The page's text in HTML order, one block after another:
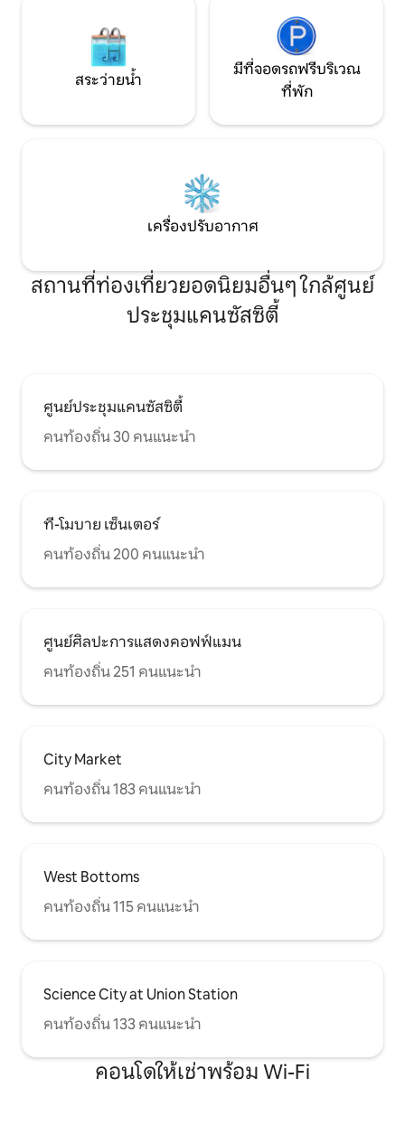
สระว่ายน้ำ
มีที่จอดรถฟรีบริเวณ
ที่พัก
เครื่องปรับอากาศ
สถานที่ท่องเที่ยวยอดนิยมอื่นๆ ใกล้ศูนย์
ประชุมแคนซัสซิตี้
ศูนย์ประชุมแคนซัสซิตี้
คนท้องถิ่น 30 คนแนะนำ
ที-โมบาย เซ็นเตอร์
คนท้องถิ่น 200 คนแนะนำ
ศูนย์ศิลปะการแสดงคอฟฟ์แมน
คนท้องถิ่น 251 คนแนะนำ
City Market
คนท้องถิ่น 183 คนแนะนำ
West Bottoms
คนท้องถิ่น 115 คนแนะนำ
Science City at Union Station
คนท้องถิ่น 133 คนแนะนำ
คอนโดให้เช่าพร้อม Wi-Fi